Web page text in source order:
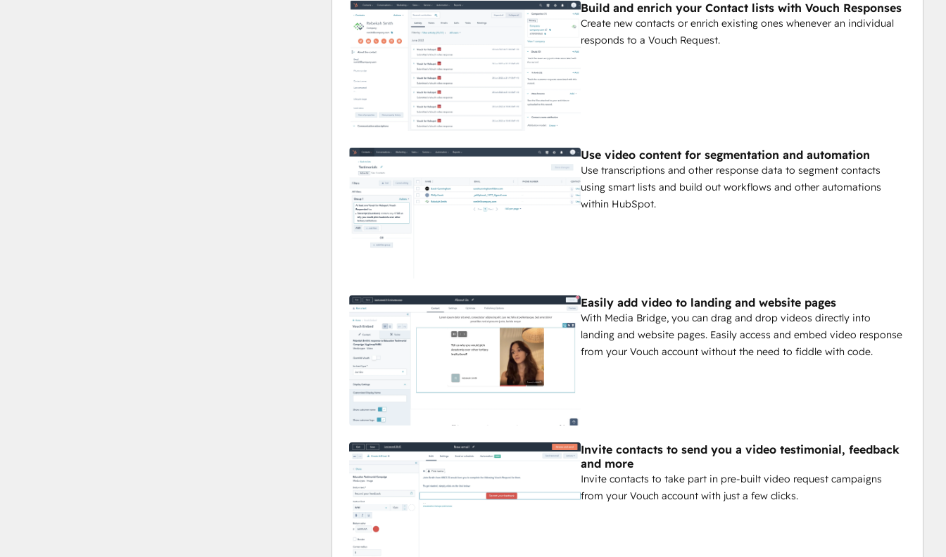
Build and enrich your Contact lists with Vouch Responses
Create new contacts or enrich existing ones whenever an individual
responds to a Vouch Request.
Use video content for segmentation and automation
Use transcriptions and other response data to segment contacts
using smart lists and build out workflows and other automations
within HubSpot.
Easily add video to landing and website pages
With Media Bridge, you can drag and drop videos directly into
landing and website pages. Easily access and embed video response
from your Vouch account without the need to fiddle with code.
Invite contacts to send you a video testimonial, feedback
and more
Invite contacts to take part in pre-built video request campaigns
from your Vouch account with just a few clicks.